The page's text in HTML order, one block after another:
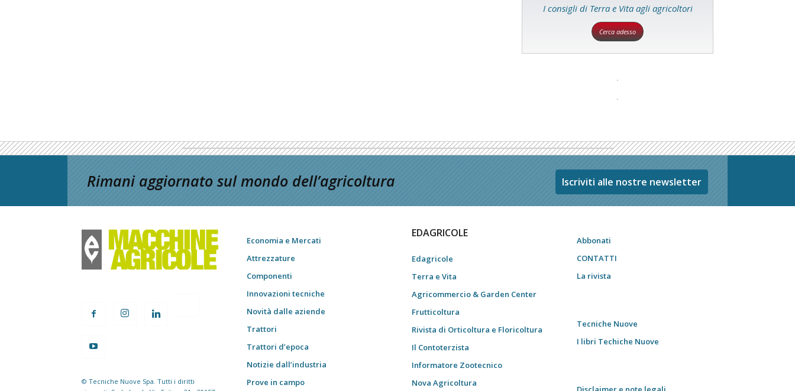
I consigli di Terra e Vita agli agricoltori
Cerca adesso
Rimani aggiornato sul mondo dell’agricoltura Iscriviti alle nostre newsletter
© Tecniche Nuove Spa. Tutti i diritti
Economia e Mercati
Attrezzature
Componenti
Innovazioni tecniche
Novità dalle aziende
Trattori
Trattori d’epoca
Notizie dall’industria
Prove in campo
EDAGRICOLE
Edagricole
Terra e Vita
Agricommercio & Garden Center
Frutticoltura
Rivista di Orticoltura e Floricoltura
Il Contoterzista
Informatore Zootecnico
Nova Agricoltura
Abbonati
CONTATTI
La rivista
Tecniche Nuove
I libri Techiche Nuove